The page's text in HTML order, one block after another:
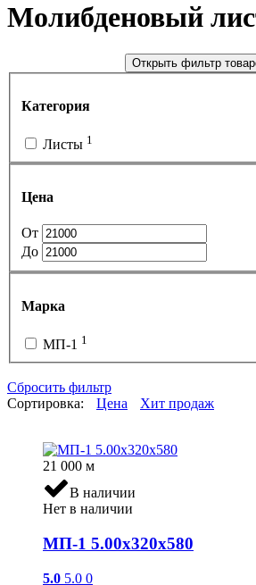
Молибденовый
Открыть фильтр
Категория
Листы 1
Цена
От
До
Марка
МП-1 1
Сбросить фильтр
Сортировка:
Цена Хит продаж
21 000 м
В наличии
Нет в наличии
МП-1 5.00х320х580
5.0 5.0 0